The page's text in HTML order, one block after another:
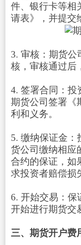
件、银行卡等相
请表》，并提交
3. 审核：期货公
核，审核通过后
4. 签署合同：投
期货公司签署《
利和义务。
5. 缴纳保证金：
货公司缴纳相应
合约的保证，如
求投资者赔偿损
6. 开始交易：保
开始进行期货交
三、期货开户费